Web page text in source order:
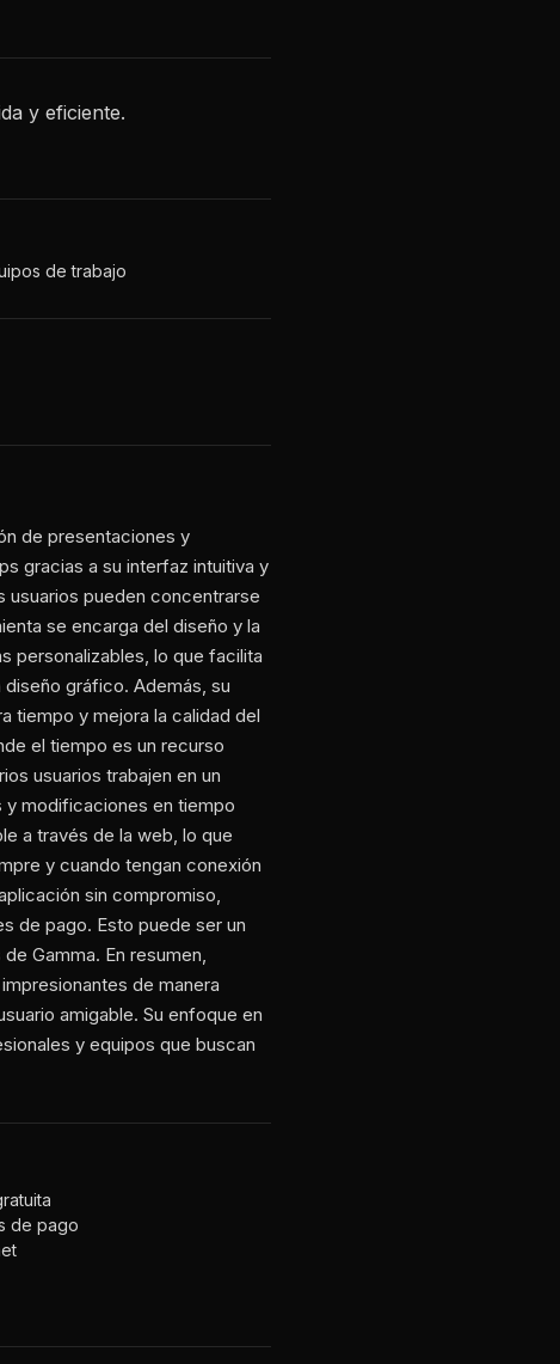
y eficiente.
de trabajo
de presentaciones y
gracias a su interfaz intuitiva y
usuarios pueden concentrarse
se encarga del diseño y la
personalizables, lo que facilita
gráfico. Además, su
tiempo y mejora la calidad del
el tiempo es un recurso
usuarios trabajen en un
y modificaciones en tiempo
a través de la web, lo que
y cuando tengan conexión
sin compromiso,
de pago. Esto puede ser un
Gamma. En resumen,
de manera
amigable. Su enfoque en
y equipos que buscan
de pago